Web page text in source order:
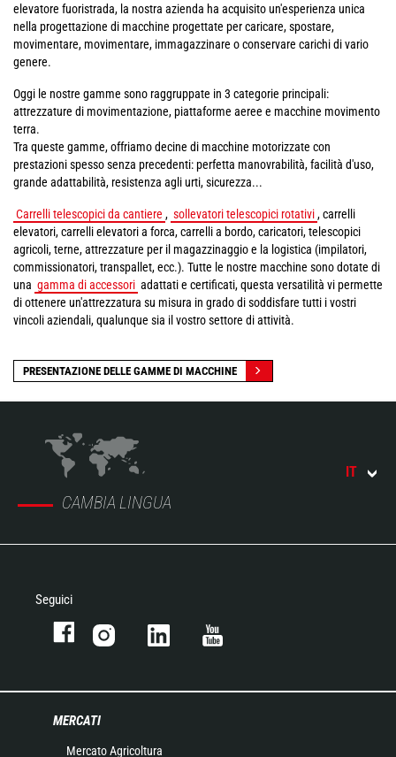
elevatore fuoristrada, la nostra azienda ha acquisito un'esperienza unica
nella progettazione di macchine progettate per caricare, spostare,
movimentare, movimentare, immagazzinare o conservare carichi di vario
genere.
Oggi le nostre gamme sono raggruppate in 3 categorie principali:
attrezzature di movimentazione, piattaforme aeree e macchine movimento
terra.
Tra queste gamme, offriamo decine di macchine motorizzate con
prestazioni spesso senza precedenti: perfetta manovrabilità, facilità d'uso,
grande adattabilità, resistenza agli urti, sicurezza...
Carrelli telescopici da cantiere , sollevatori telescopici rotativi, carrelli
elevatori, carrelli elevatori a forca, carrelli a bordo, caricatori, telescopici
agricoli, terne, attrezzature per il magazzinaggio e la logistica (impilatori,
commissionatori, transpallet, ecc.). Tutte le nostre macchine sono dotate di
una gamma di accessori adattati e certificati, questa versatilità vi permette
di ottenere un'attrezzatura su misura in grado di soddisfare tutti i vostri
vincoli aziendali, qualunque sia il vostro settore di attività.
PRESENTAZIONE DELLE GAMME DI MACCHINE
CAMBIA LINGUA
IT
Seguici
MERCATI
Mercato Agricoltura